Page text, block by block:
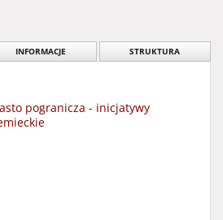
INFORMACJE STRUKTURA
pogranicza - inicjatywy